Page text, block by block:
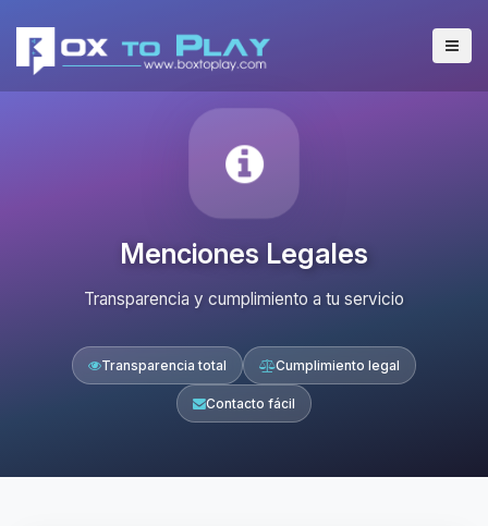
Menciones Legales
Transparencia y cumplimiento a tu servicio
Transparencia total Cumplimiento legal
Contacto fácil